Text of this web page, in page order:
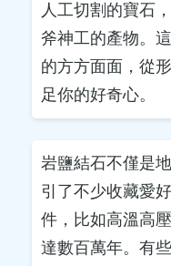
人工切割的寶石
斧神工的產物。
的方方面面，從
足你的好奇心。
岩鹽結石不僅是
引了不少收藏愛
件，比如高溫高
達數百萬年。有